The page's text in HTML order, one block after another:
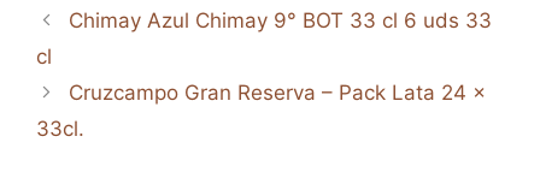
Chimay Azul Chimay 9° BOT 33 cl 6 uds 33
cl
Cruzcampo Gran Reserva – Pack Lata 24 x
33cl.